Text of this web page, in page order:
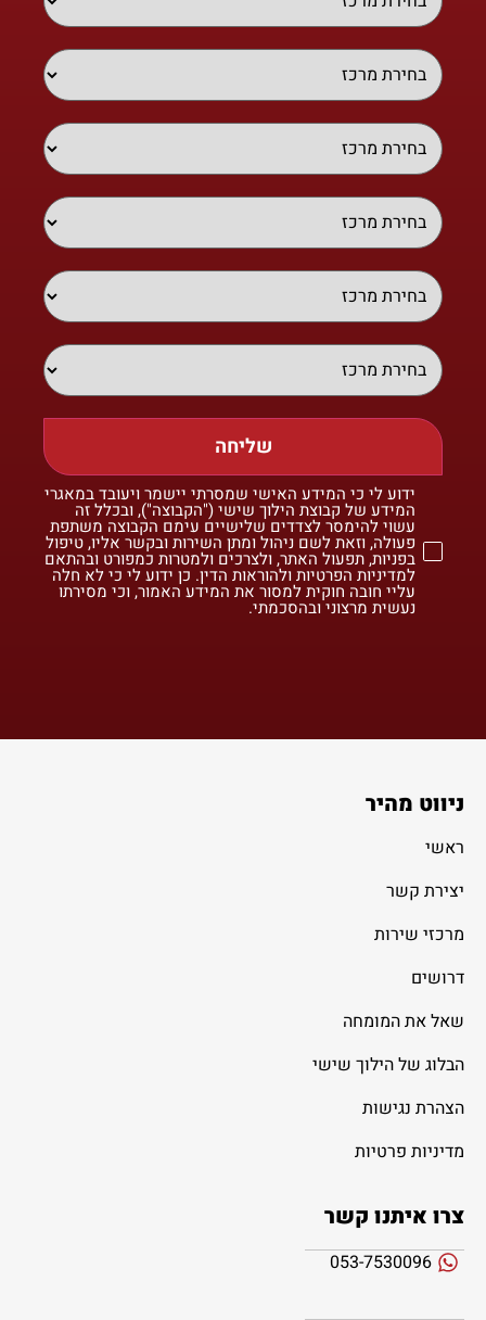
שליחה
ידוע לי כי המידע האישי שמסרתי יישמר ויעובד במאגרי
המידע של קבוצת הילוך שישי ("הקבוצה"), ובכלל זה
עשוי להימסר לצדדים שלישיים עימם הקבוצה משתפת
פעולה, וזאת לשם ניהול ומתן השירות ובקשר אליו, טיפול
בפניות, תפעול האתר, ולצרכים ולמטרות כמפורט ובהתאם
למדיניות הפרטיות ולהוראות הדין. כן ידוע לי כי לא חלה
עליי חובה חוקית למסור את המידע האמור, וכי מסירתו
נעשית מרצוני ובהסכמתי.
ניווט מהיר
ראשי
יצירת קשר
מרכזי שירות
דרושים
שאל את המומחה
הבלוג של הילוך שישי
הצהרת נגישות
מדיניות פרטיות
צרו איתנו קשר
053-7530096